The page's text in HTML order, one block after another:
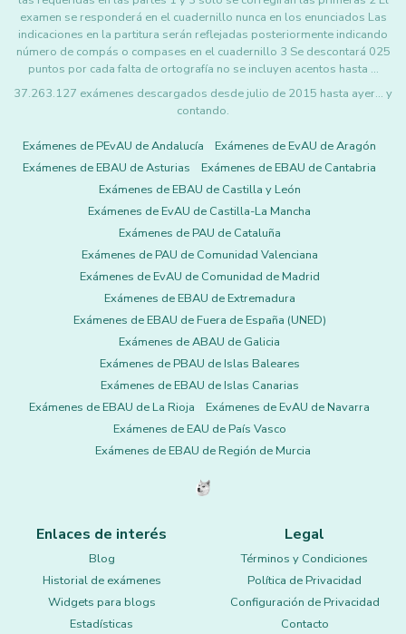
examen se responderá en el cuadernillo nunca en los enunciados Las
indicaciones en la partitura serán reflejadas posteriormente indicando
número de compás o compases en el cuadernillo 3 Se descontará 025
puntos por cada falta de ortografía no se incluyen acentos hasta …
37.263.127 exámenes descargados desde julio de 2015 hasta ayer... y
contando.
Exámenes de PEvAU de Andalucía
Exámenes de EvAU de Aragón
Exámenes de EBAU de Asturias
Exámenes de EBAU de Cantabria
Exámenes de EBAU de Castilla y León
Exámenes de EvAU de Castilla-La Mancha
Exámenes de PAU de Cataluña
Exámenes de PAU de Comunidad Valenciana
Exámenes de EvAU de Comunidad de Madrid
Exámenes de EBAU de Extremadura
Exámenes de EBAU de Fuera de España (UNED)
Exámenes de ABAU de Galicia
Exámenes de PBAU de Islas Baleares
Exámenes de EBAU de Islas Canarias
Exámenes de EBAU de La Rioja
Exámenes de EvAU de Navarra
Exámenes de EAU de País Vasco
Exámenes de EBAU de Región de Murcia
Enlaces de interés
Blog
Historial de exámenes
Widgets para blogs
Estadísticas
Legal
Términos y Condiciones
Política de Privacidad
Configuración de Privacidad
Contacto